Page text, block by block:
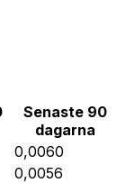
Senaste 90
dagarna
0,0060
0,0056